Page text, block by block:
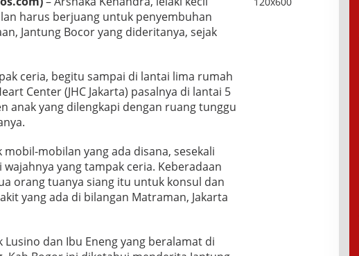
harus berjuang untuk penyembuhan
Jantung Bocor yang dideritanya, sejak
ceria, begitu sampai di lantai lima rumah
Center (JHC Jakarta) pasalnya di lantai 5
anak yang dilengkapi dengan ruang tunggu
mobil-mobilan yang ada disana, sesekali
yang tampak ceria. Keberadaan
orang tuanya siang itu untuk konsul dan
yang ada di bilangan Matraman, Jakarta
Lusino dan Ibu Eneng yang beralamat di